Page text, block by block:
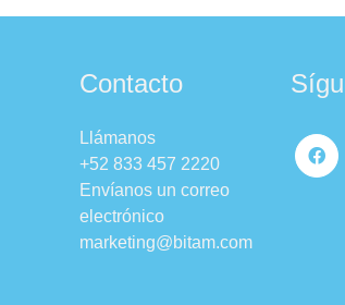
Contacto
Llámanos
+52 833 457 2220
Envíanos un correo
electrónico
marketing@bitam.com